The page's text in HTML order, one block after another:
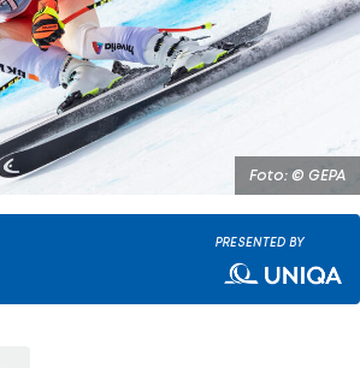
Foto: © GEPA
PRESENTED BY